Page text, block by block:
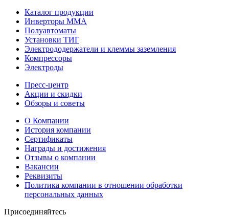
Каталог продукции
Инверторы ММА
Полуавтоматы
Установки ТИГ
Электрододержатели и клеммы заземления
Компрессоры
Электроды
Пресс-центр
Акции и скидки
Обзоры и советы
О Компании
История компании
Сертификаты
Награды и достижения
Отзывы о компании
Вакансии
Реквизиты
Политика компании в отношении обработки
персональных данных
Присоединяйтесь